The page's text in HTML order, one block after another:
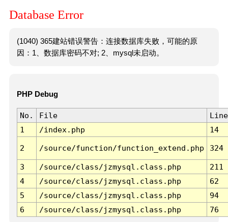
Database Error
(1040) 365建站错误警告：连接数据库失败，可能的原
因：1、数据库密码不对; 2、mysql未启动。
PHP Debug
No. File
Line
1
/index.php 14
2 /source/function/function_extend.php 324
3 /source/class/jzmysql.class.php
211
4
/source/class/jzmysql.class.php
62
5
/source/class/jzmysql.class.php
94
6
/source/class/jzmysql.class.php 76